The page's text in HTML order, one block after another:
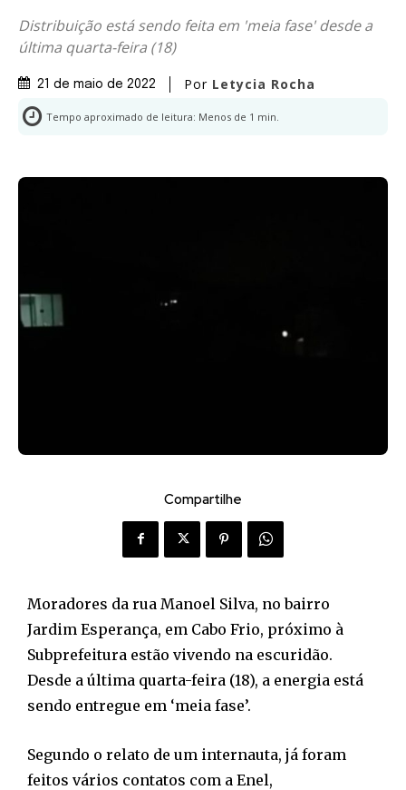
Distribuição está sendo feita em 'meia fase' desde a
última quarta-feira (18)
21 de maio de 2022 Por Letycia Rocha
Tempo aproximado de leitura: Menos de 1 min.
Compartilhe
Moradores da rua Manoel Silva, no bairro
Jardim Esperança, em Cabo Frio, próximo à
Subprefeitura estão vivendo na escuridão.
Desde a última quarta-feira (18), a energia está
sendo entregue em ‘meia fase’.
Segundo o relato de um internauta, já foram
feitos vários contatos com a Enel,